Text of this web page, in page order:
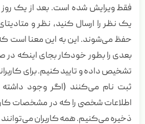
فقط ویرایش شده است. بعد از یک
یک نظر را ارسال کنید، نظر و
حفظ می‌شوند. این به این معنا است
بعدی را بطور خودکار بجای اینکه در
تشخیص داده و تایید کنیم. برای
ثبت نام می‌کنند (اگر وجود داشته
اطلاعات شخصی را که در مشخصات
ذخیره می‌کنیم. همه کاربران